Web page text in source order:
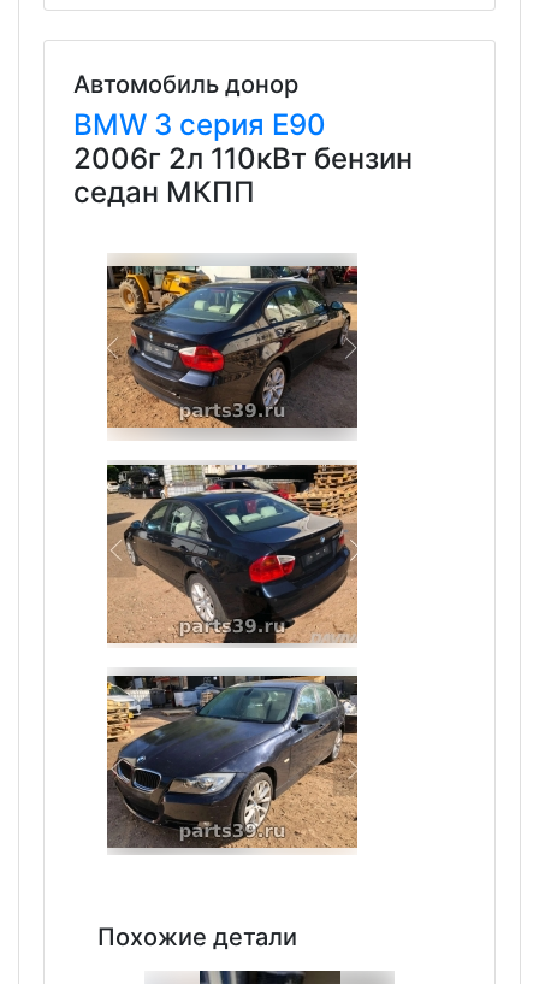
Автомобиль донор
BMW 3 серия E90
2006г 2л 110кВт бензин
седан МКПП
Похожие детали